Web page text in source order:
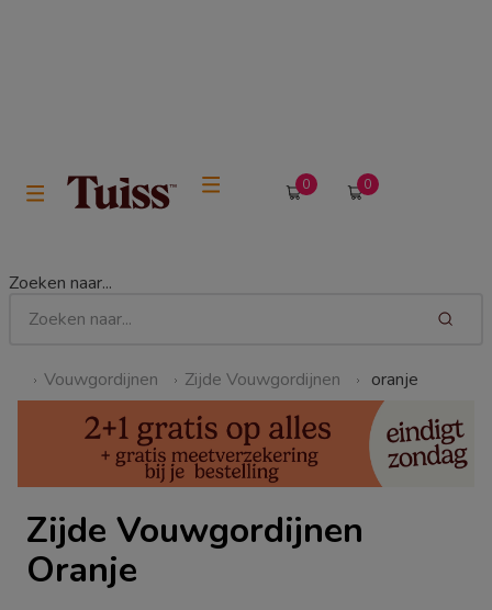
0 0
Zoeken naar...
Vouwgordijnen Zijde Vouwgordijnen oranje
Zijde Vouwgordijnen
Oranje